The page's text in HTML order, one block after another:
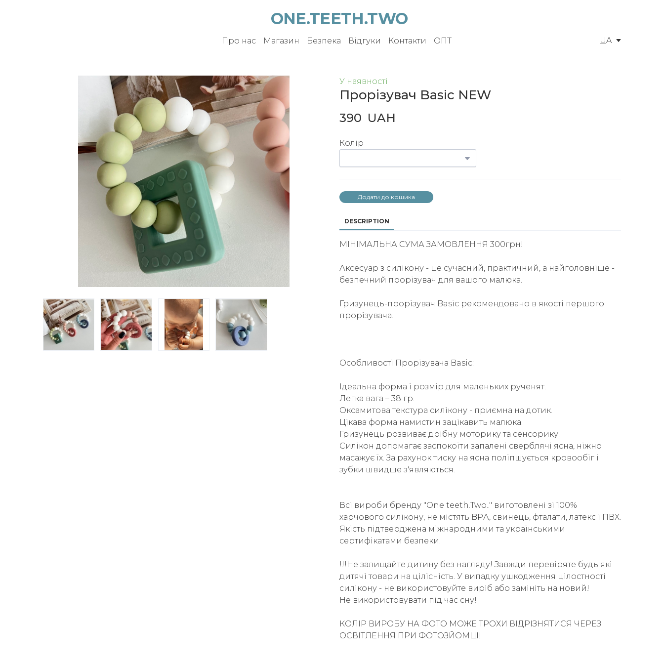
ONE.TEETH.TWO
Про нас Магазин Безпека Відгуки Контакти ОПТ UA
У наявності
Прорізувач Basic NEW
390  UAH
Колір
Додати до кошика
DESCRIPTION
МІНІМАЛЬНА СУМА ЗАМОВЛЕННЯ 300грн!
Аксесуар з силікону - це сучасний, практичний, а найголовніше -
безпечний прорізувач для вашого малюка.
Гризунець-прорізувач Basic рекомендовано в якості першого
прорізувача.
Особливості Прорізувача Basic:
Ідеальна форма і розмір для маленьких рученят.
Легка вага – 38 гр.
Оксамитова текстура силікону - приємна на дотик.
Цікава форма намистин зацікавить малюка.
Гризунець розвиває дрібну моторику та сенсорику.
Силікон допомагає заспокоїти запалені сверблячі ясна, ніжно
масажує їх. За рахунок тиску на ясна поліпшується кровообіг і
зубки швидше з'являються.
Всі вироби бренду "One teeth.Two.." виготовлені зі 100%
харчового силікону, не містять BPА, свинець, фталати, латекс і ПВХ.
Якість підтверджена міжнародними та українськими
сертифікатами безпеки.
!!!Не залищайте дитину без нагляду! Завжди перевіряте будь які
дитячі товари на цілісність. У випадку ушкодження цілостності
силікону - не використовуйте виріб або замініть на новий!
Не використовувати під час сну!
КОЛІР ВИРОБУ НА ФОТО МОЖЕ ТРОХИ ВІДРІЗНЯТИСЯ ЧЕРЕЗ
ОСВІТЛЕННЯ ПРИ ФОТОЗЙОМЦІ!